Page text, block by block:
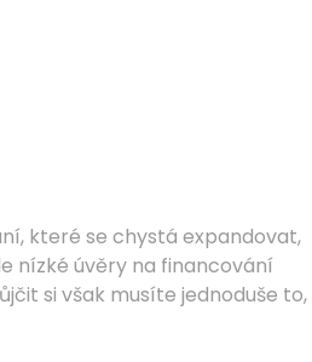
které se chystá expandovat,
nízké úvěry na financování
si však musíte jednoduše to,